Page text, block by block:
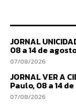
JORNAL
08 a 14 de
07/08/2026
JORNAL VER A
Paulo, 08 a 14
07/08/2026